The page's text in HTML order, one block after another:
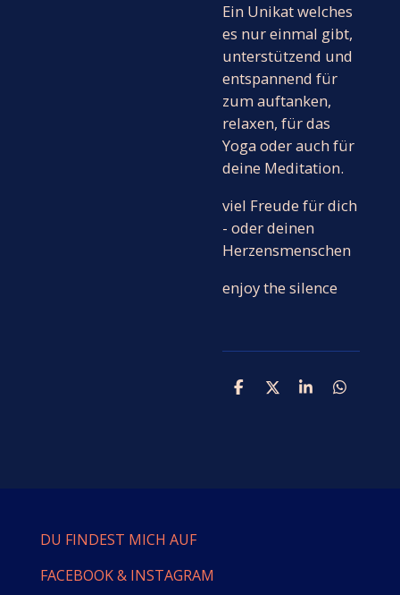
Ein Unikat welches
es nur einmal gibt,
unterstützend und
entspannend für
zum auftanken,
relaxen, für das
Yoga oder auch für
deine Meditation.
viel Freude für dich
- oder deinen
Herzensmenschen
enjoy the silence
T
T
T
T
DU FINDEST MICH AUF
FACEBOOK & INSTAGRAM